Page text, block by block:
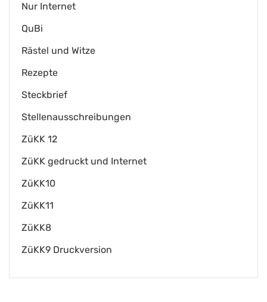
Nur Internet
QuBi
Rästel und Witze
Rezepte
Steckbrief
Stellenausschreibungen
ZüKK 12
ZüKK gedruckt und Internet
ZüKK10
ZüKK11
ZüKK8
ZüKK9 Druckversion